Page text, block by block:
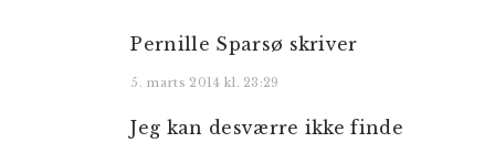
Pernille Sparsø skriver
5. marts 2014 kl. 23:29
Jeg kan desværre ikke finde